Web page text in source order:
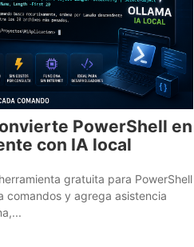
PowerShell en
con IA local
gratuita para PowerShell
comandos y agrega asistencia